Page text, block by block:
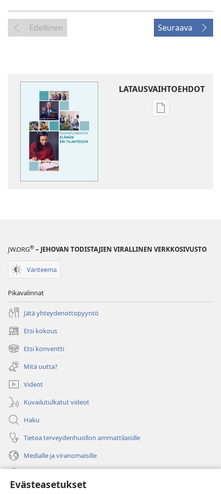
Evästeasetukset
Edellinen Seuraava
LATAUSVAIHTOEHDOT
Julkaisujen
JW.ORG® – JEHOVAN TODISTAJIEN VIRALLINEN VERKKOSIVUSTO
Väriteema
Pikavalinnat
Jätä yhteydenottopyyntö
Etsi kokous
(avaa
uuden
ikkunan)
Etsi konventti
(avaa
uuden
ikkunan)
Mitä uutta?
Videot
Kuvailutulkatut videot
Haku
Tietoa terveydenhuollon ammattilaisille
Medialle ja viranomaisille